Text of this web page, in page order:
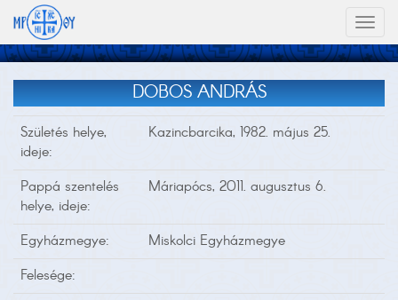
DOBOS ANDRÁS
Születés helye,
ideje:
Kazincbarcika, 1982. május 25.
Pappá szentelés
helye, ideje:
Máriapócs, 2011. augusztus 6.
Egyházmegye:
Miskolci Egyházmegye
Felesége: